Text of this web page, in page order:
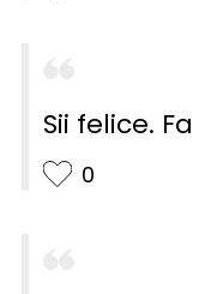
Sii felice.
0